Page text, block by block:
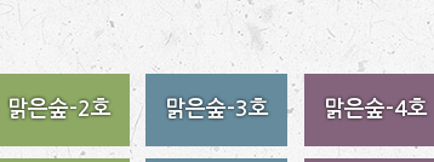
맑은숲-2호 맑은숲-3호 맑은숲-4호